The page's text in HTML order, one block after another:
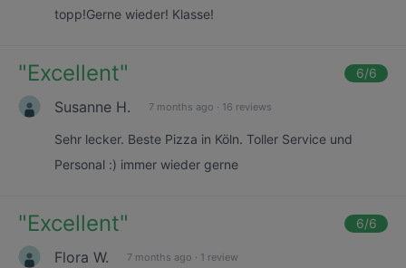
topp!Gerne wieder! Klasse!
"Excellent" 6/6
Susanne H. 7 months ago · 16 reviews
Sehr lecker. Beste Pizza in Köln. Toller Service und
Personal :) immer wieder gerne
"Excellent" 6/6
Flora W. 7 months ago · 1 review